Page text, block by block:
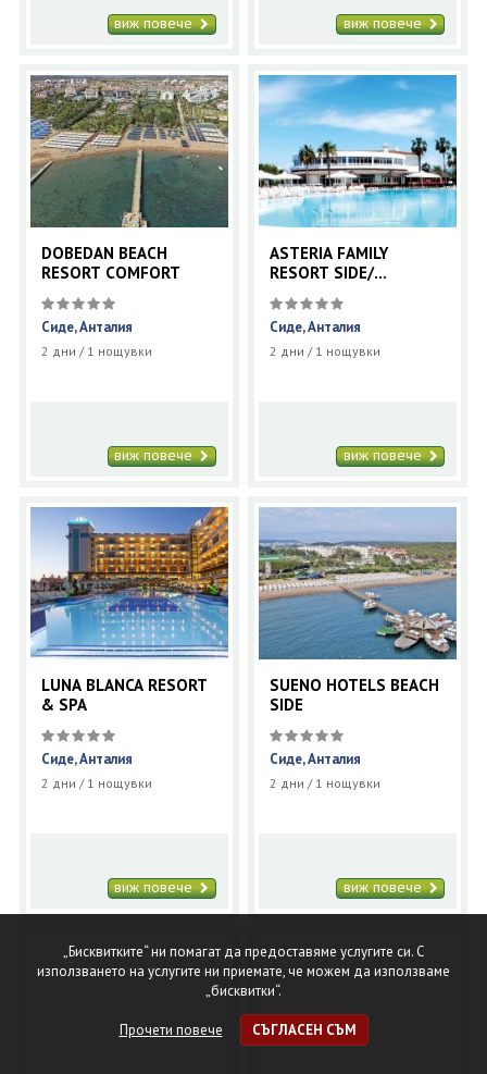
виж повече виж повече
DOBEDAN BEACH
RESORT COMFORT
Сиде, Анталия
2 дни / 1 нощувки
виж повече
ASTERIA FAMILY
RESORT SIDE/
Ex.EUPHORIA PALM
BEACH RESORT/
Сиде, Анталия
2 дни / 1 нощувки
виж повече
LUNA BLANCA RESORT
& SPA
Сиде, Анталия
2 дни / 1 нощувки
виж повече
SUENO HOTELS BEACH
SIDE
Сиде, Анталия
2 дни / 1 нощувки
виж повече
„Бисквитките“ ни помагат да предоставяме услугите си. С
използването на услугите ни приемате, че можем да използваме
„бисквитки“.
Прочети повече СЪГЛАСЕН СЪМ